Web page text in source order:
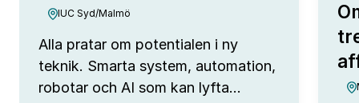
IUC Syd/Malmö
Alla pratar om potentialen i ny
teknik. Smarta system, automation,
robotar och AI som kan lyfta…